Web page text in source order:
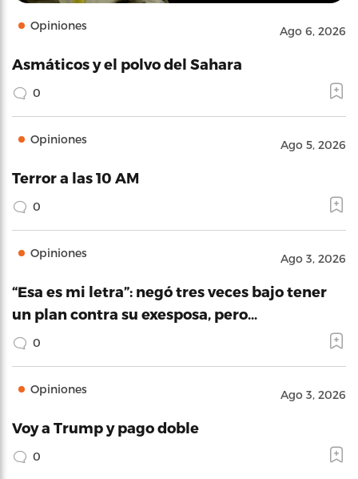
Opiniones Ago 6, 2026
Asmáticos y el polvo del Sahara
0
Opiniones Ago 5, 2026
Terror a las 10 AM
0
Opiniones Ago 3, 2026
“Esa es mi letra”: negó tres veces bajo tener
un plan contra su exesposa, pero…
0
Opiniones Ago 3, 2026
Voy a Trump y pago doble
0